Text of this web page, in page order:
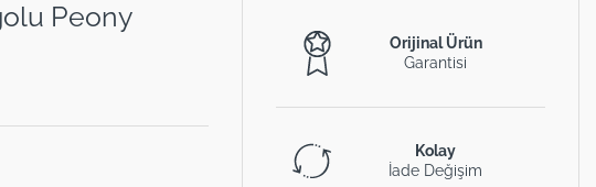
Peony
Orijinal Ürün
Garantisi
Kolay
İade Değişim